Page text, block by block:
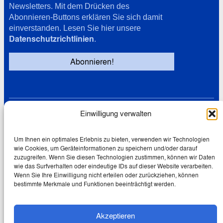
Einwilligung verwalten
Um Ihnen ein optimales Erlebnis zu bieten, verwenden wir Technologien
wie Cookies, um Geräteinformationen zu speichern und/oder darauf
zuzugreifen. Wenn Sie diesen Technologien zustimmen, können wir Daten
wie das Surfverhalten oder eindeutige IDs auf dieser Website verarbeiten.
Wenn Sie Ihre Einwilligung nicht erteilen oder zurückziehen, können
bestimmte Merkmale und Funktionen beeinträchtigt werden.
Akzeptieren
Newsletters. Mit dem Drücken des
Abonnieren-Buttons erklären Sie sich damit
einverstanden. Lesen Sie hier unsere
Datenschutzrichtlinien.
Cookie-Richtlinie (EU)
Impressum
© 2026 Wolfgang Schmale
Creative Commons Lizenz: